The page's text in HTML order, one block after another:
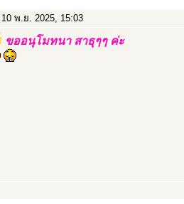
10 พ.ย. 2025, 15:03
ขออนุโมทนา สาธุๆๆ ค่ะ